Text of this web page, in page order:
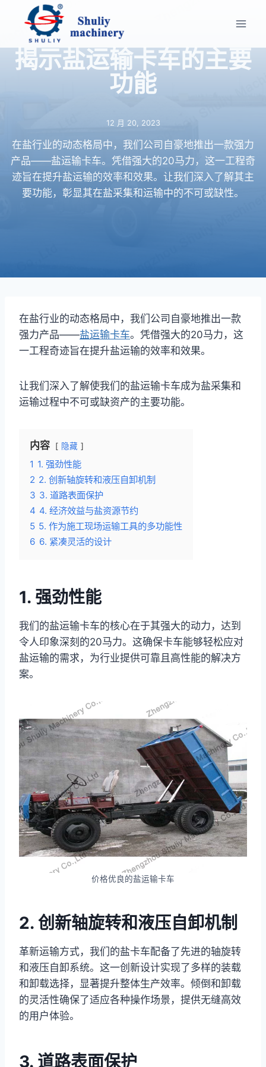
揭示盐运输卡车的主要
功能
12 月 20, 2023
在盐行业的动态格局中，我们公司自豪地推出一款强力
产品——盐运输卡车。凭借强大的20马力，这一工程奇
迹旨在提升盐运输的效率和效果。让我们深入了解其主
要功能，彰显其在盐采集和运输中的不可或缺性。
在盐行业的动态格局中，我们公司自豪地推出一款
强力产品——盐运输卡车。凭借强大的20马力，这
一工程奇迹旨在提升盐运输的效率和效果。
让我们深入了解使我们的盐运输卡车成为盐采集和
运输过程中不可或缺资产的主要功能。
内容 隐藏
1 1. 强劲性能
2 2. 创新轴旋转和液压自卸机制
3 3. 道路表面保护
4 4. 经济效益与盐资源节约
5 5. 作为施工现场运输工具的多功能性
6 6. 紧凑灵活的设计
1. 强劲性能
我们的盐运输卡车的核心在于其强大的动力，达到
令人印象深刻的20马力。这确保卡车能够轻松应对
盐运输的需求，为行业提供可靠且高性能的解决方
案。
价格优良的盐运输卡车
2. 创新轴旋转和液压自卸机制
革新运输方式，我们的盐卡车配备了先进的轴旋转
和液压自卸系统。这一创新设计实现了多样的装载
和卸载选择，显著提升整体生产效率。倾倒和卸载
的灵活性确保了适应各种操作场景，提供无缝高效
的用户体验。
3. 道路表面保护